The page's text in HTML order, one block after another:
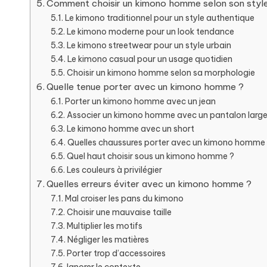
Comment choisir un kimono homme selon son
Le kimono traditionnel pour un style authentique
Le kimono moderne pour un look tendance
Le kimono streetwear pour un style urbain
Le kimono casual pour un usage quotidien
Choisir un kimono homme selon sa morphologie
Quelle tenue porter avec un kimono homme ?
Porter un kimono homme avec un jean
Associer un kimono homme avec un pantalon large
Le kimono homme avec un short
Quelles chaussures porter avec un kimono homme
Quel haut choisir sous un kimono homme ?
Les couleurs à privilégier
Quelles erreurs éviter avec un kimono homme ?
Mal croiser les pans du kimono
Choisir une mauvaise taille
Multiplier les motifs
Négliger les matières
Porter trop d’accessoires